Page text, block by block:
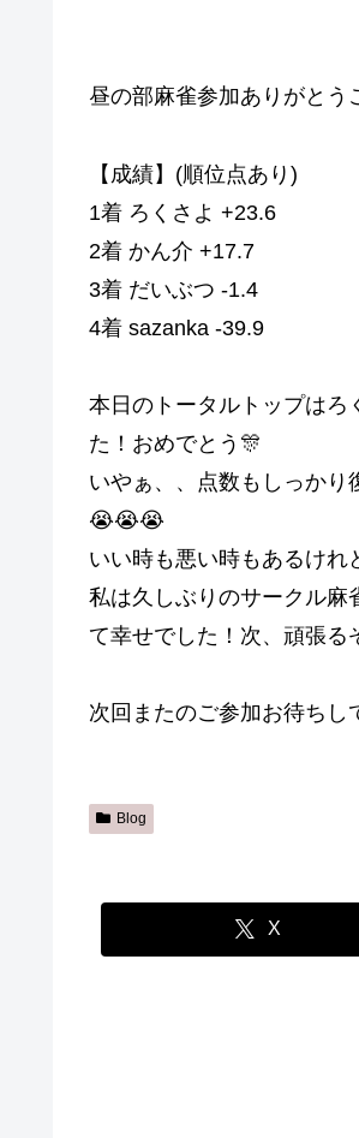
昼の部麻雀参加ありがとう
【成績】(順位点あり)
1着 ろくさよ +23.6
2着 かん介 +17.7
3着 だいぶつ -1.4
4着 sazanka -39.9
本日のトータルトップはろ
た！おめでとう🎊
いやぁ、、点数もしっかり
😭😭😭
私は久しぶりのサークル麻
て幸せでした！次、頑張る
次回またのご参加お待ちし
Blog
X